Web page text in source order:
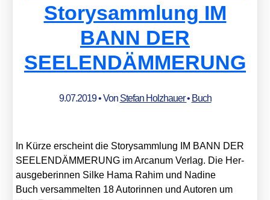
Storysammlung IM
BANN DER
SEELENDÄMMERUNG
9.07.2019• Von Stefan Holzhauer• Buch
In Kür­ze erscheint die Sto­ry­samm­lung IM BANN DER
SEELENDÄMMERUNG im Arca­num Ver­lag. Die Her­
aus­ge­be­rin­nen Sil­ke Hama Rahim und Nadi­ne
Buch ver­sam­mel­ten 18 Autorin­nen und Autoren um